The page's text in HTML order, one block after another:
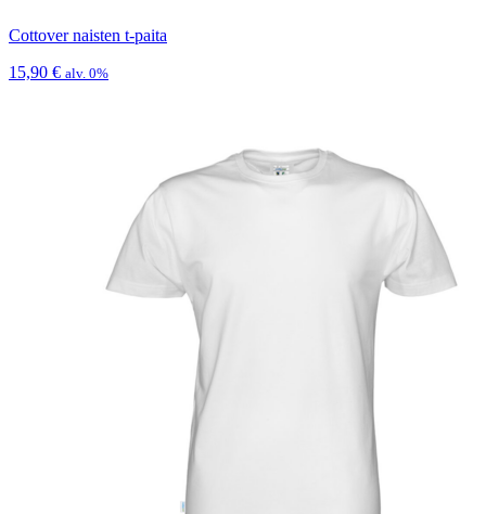
Cottover naisten t-paita
15,90 € alv. 0%